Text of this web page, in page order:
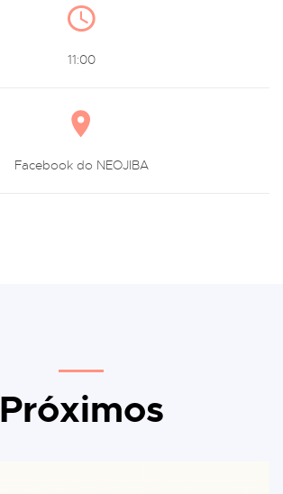
11:00
Facebook do NEOJIBA
Próximos